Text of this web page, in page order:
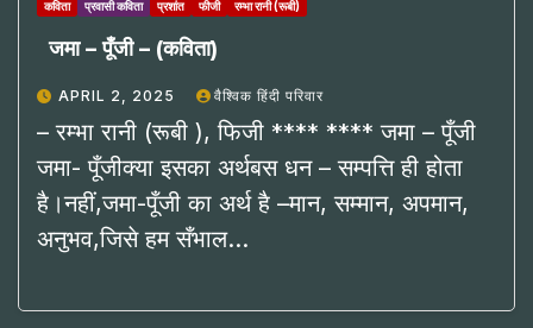
कविता प्रवासी कविता प्रशांत फीजी रम्भा रानी (रूबी)
जमा – पूँजी – (कविता)
APRIL 2, 2025 वैश्विक हिंदी परिवार
– रम्भा रानी (रूबी ), फिजी **** **** जमा – पूँजी
जमा- पूँजीक्या इसका अर्थबस धन – सम्पत्ति ही होता
है।नहीं,जमा-पूँजी का अर्थ है –मान, सम्मान, अपमान,
अनुभव,जिसे हम सँभाल…